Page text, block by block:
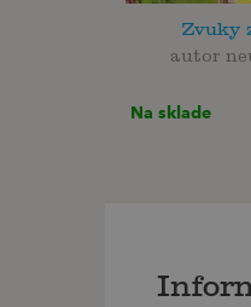
Zvuky
autor
Na sklade